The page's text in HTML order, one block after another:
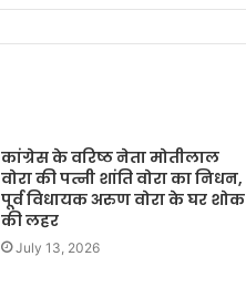
कांग्रेस के वरिष्ठ नेता मोतीलाल
वोरा की पत्नी शांति वोरा का निधन,
पूर्व विधायक अरुण वोरा के घर शोक
की लहर
July 13, 2026